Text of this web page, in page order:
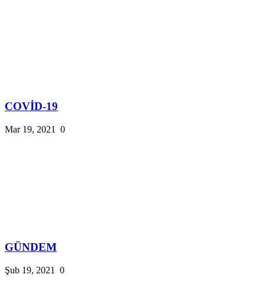
COVİD-19
Mar 19, 2021 0
GÜNDEM
Şub 19, 2021 0